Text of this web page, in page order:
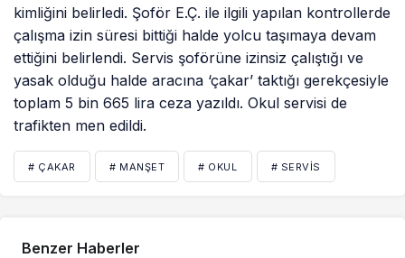
kimliğini belirledi. Şoför E.Ç. ile ilgili yapılan kontrollerde
çalışma izin süresi bittiği halde yolcu taşımaya devam
ettiğini belirlendi. Servis şoförüne izinsiz çalıştığı ve
yasak olduğu halde aracına ‘çakar’ taktığı gerekçesiyle
toplam 5 bin 665 lira ceza yazıldı. Okul servisi de
trafikten men edildi.
# ÇAKAR # MANŞET # OKUL # SERVIS
Benzer Haberler